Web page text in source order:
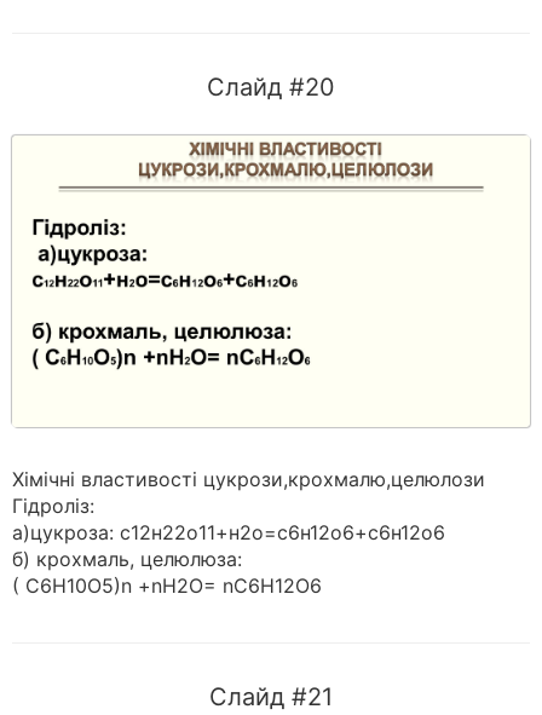
Слайд #20
Хімічні властивості цукрози,крохмалю,целюлози
Гідроліз:
а)цукроза: с12н22о11+н2о=с6н12о6+с6н12о6
б) крохмаль, целюлюза:
( С6Н10О5)n +nН2О= nC6Н12О6
Слайд #21